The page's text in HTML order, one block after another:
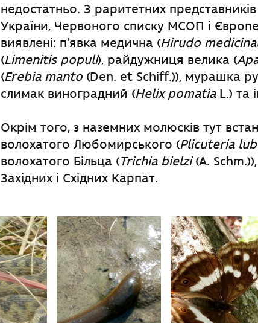
недостатньо. З раритетних
України, Червоного списку МСОП і
виявлені: п'явка медична (Hirudo
(Limenitis populi), райдужниця велика (
(Erebia manto(Den. et Schiff.)), мурашка
слимак виноградний (Helix pomatiaL.) та
Окрім того, з наземних молюсків тут
волохатого Любомирського (Plicuteria
волохатого Більца (Trichia bielzi(A.
Західних і Східних Карпат.